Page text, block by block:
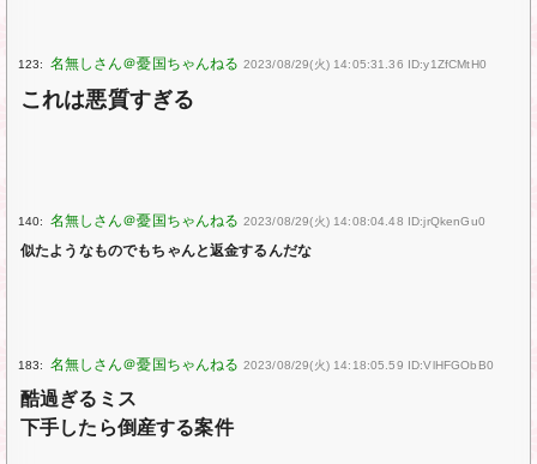
123: 2023/08/29(火) 14:05:31.36 ID:y1ZfCMtH0
これは悪質すぎる
140: 2023/08/29(火) 14:08:04.48 ID:jrQkenGu0
似たようなものでもちゃんと返金するんだな
183: 2023/08/29(火) 14:18:05.59 ID:VlHFGObB0
酷過ぎるミス
下手したら倒産する案件